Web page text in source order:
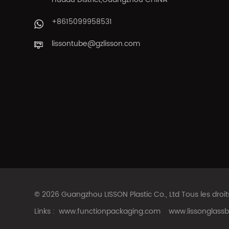
+8615099958531
lissontube@gzlisson.com
© 2026 Guangzhou LISSON Plastic Co., Ltd Tous les
Links : www.functionpackaging.com